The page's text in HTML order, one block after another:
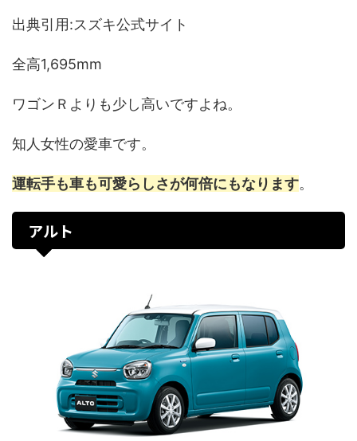
出典引用:スズキ公式サイト
全高1,695mm
ワゴンＲよりも少し高いですよね。
知人女性の愛車です。
運転手も車も可愛らしさが何倍にもなります。
アルト